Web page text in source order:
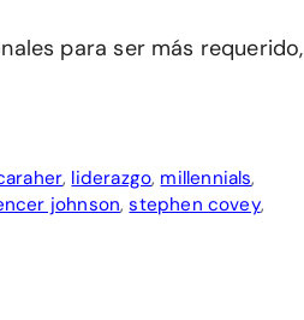
para ser más requerido,
, liderazgo, millennials,
johnson,stephen covey,